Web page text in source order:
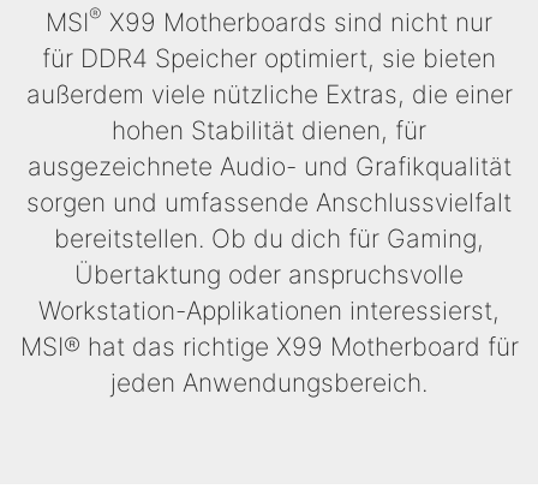
MSI® X99 Motherboards sind nicht nur
für DDR4 Speicher optimiert, sie bieten
außerdem viele nützliche Extras, die einer
hohen Stabilität dienen, für
ausgezeichnete Audio- und Grafikqualität
sorgen und umfassende Anschlussvielfalt
bereitstellen. Ob du dich für Gaming,
Übertaktung oder anspruchsvolle
Workstation-Applikationen interessierst,
MSI® hat das richtige X99 Motherboard für
jeden Anwendungsbereich.